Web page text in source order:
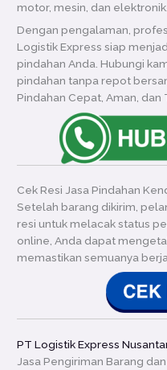
motor, mesin, dan elektronik.
Dengan pengalaman,
Logistik Express siap
pindahan Anda. Hubungi
pindahan tanpa repot
Pindahan Cepat, Aman, dan
Cek Resi Jasa Pindahan
Setelah barang dikirim,
resi untuk melacak status
online, Anda dapat
memastikan semuanya
PT Logistik Express
Jasa Pengiriman Barang